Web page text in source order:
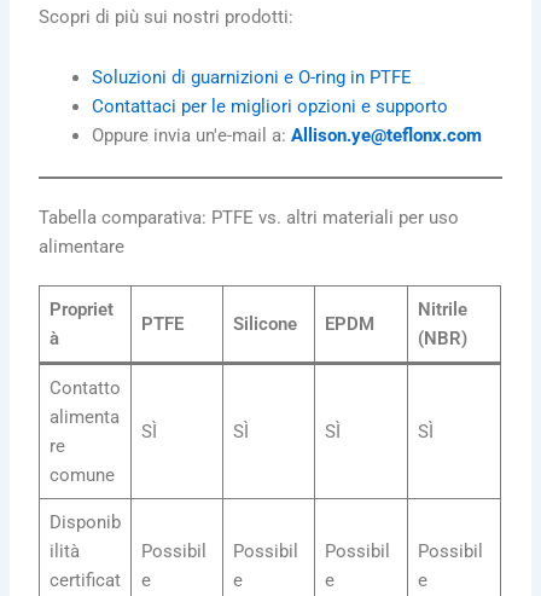
Scopri di più sui nostri prodotti:
Soluzioni di guarnizioni e O-ring in PTFE
Contattaci per le migliori opzioni e supporto
Oppure invia un'e-mail a:Allison.ye@teflonx.com
Tabella comparativa: PTFE vs. altri materiali per uso
alimentare
Propriet
à
PTFE Silicone EPDM
Nitrile
(NBR)
Contatto
alimenta
re
comune
SÌ SÌ SÌ SÌ
Disponib
ilità
certificat
Possibil
e
Possibil
e
Possibil
e
Possibil
e